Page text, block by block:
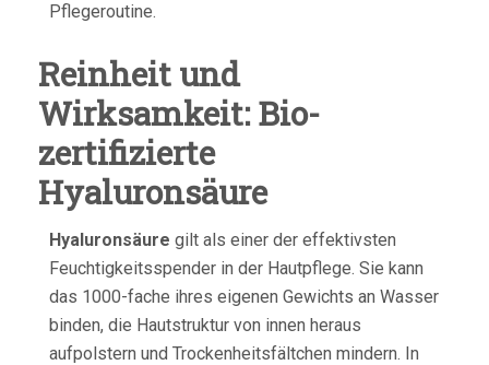
Pflegeroutine.
Reinheit und
Wirksamkeit: Bio-
zertifizierte
Hyaluronsäure
Hyaluronsäure gilt als einer der effektivsten
Feuchtigkeitsspender in der Hautpflege. Sie kann
das 1000-fache ihres eigenen Gewichts an Wasser
binden, die Hautstruktur von innen heraus
aufpolstern und Trockenheitsfältchen mindern. In